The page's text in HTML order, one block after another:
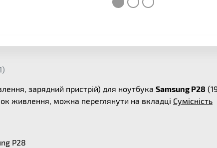
)
зарядний пристрій) для ноутбука Samsung P28
живлення, можна переглянути на вкладці Сумісність
P28